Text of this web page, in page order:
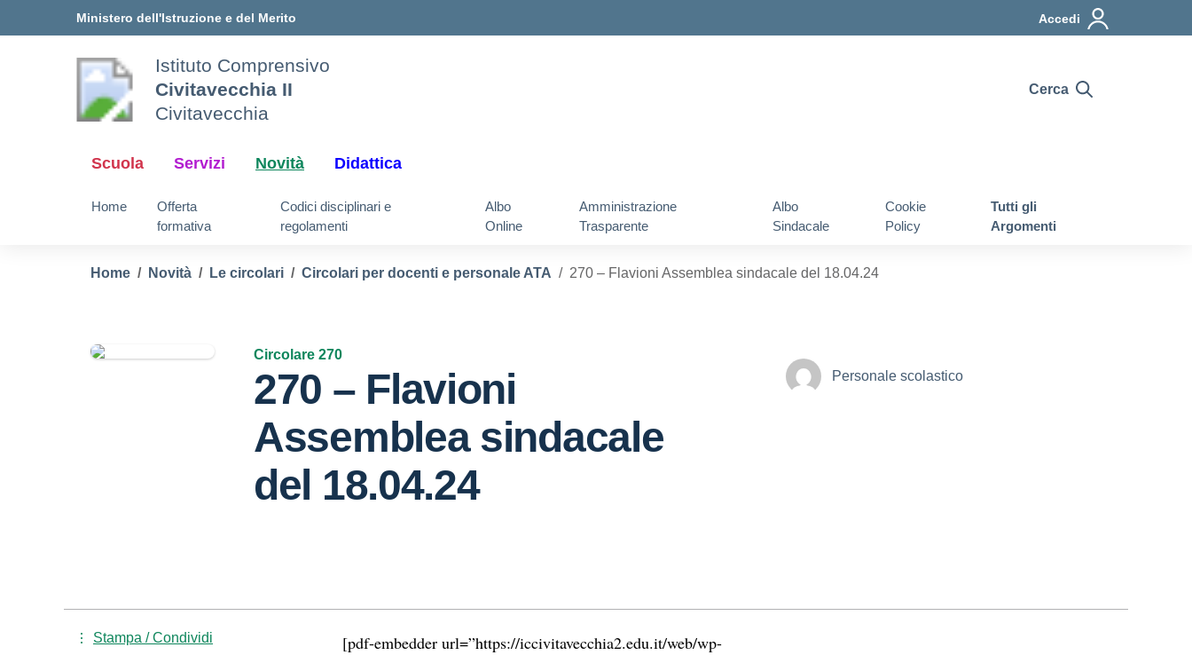
Ministero dell'Istruzione e del Merito Accedi
Istituto Comprensivo
Civitavecchia II
Civitavecchia
Cerca
Scuola Servizi Novità Didattica
Home
Offerta
formativa
Codici disciplinari e
regolamenti
Albo
Online
Amministrazione
Trasparente
Albo
Sindacale
Cookie
Policy
Tutti gli
Argomenti
Home Novità Le circolari Circolari per docenti e personale ATA 270 – Flavioni Assemblea sindacale del 18.04.24
Circolare 270
270 – Flavioni
Assemblea sindacale
del 18.04.24
Personale scolastico
[pdf-embedder url=”https://iccivitavecchia2.edu.it/web/wp-
Stampa / Condividi